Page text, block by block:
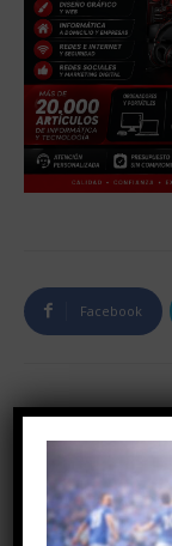
Facebook
Artículo anterior
MINUTO DE
BOMBARDEO DE